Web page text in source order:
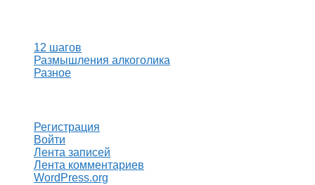
12 шагов
Размышления алкоголика
Разное
Регистрация
Войти
Лента записей
Лента комментариев
WordPress.org